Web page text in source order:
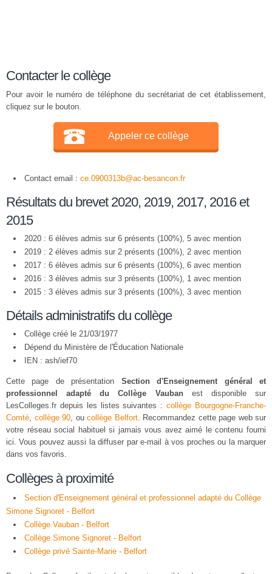
Contacter le collège
Pour avoir le numéro de téléphone du secrétariat de cet établissement,
cliquez sur le bouton.
Appeler ce collège
Contact email : ce.0900313b@ac-besancon.fr
Résultats du brevet 2020, 2019, 2017, 2016 et
2015
2020 : 6 élèves admis sur 6 présents (100%), 5 avec mention
2019 : 2 élèves admis sur 2 présents (100%), 2 avec mention
2017 : 6 élèves admis sur 6 présents (100%), 6 avec mention
2016 : 3 élèves admis sur 3 présents (100%), 1 avec mention
2015 : 3 élèves admis sur 3 présents (100%), 3 avec mention
Détails administratifs du collège
Collège créé le 21/03/1977
Dépend du Ministère de l'Éducation Nationale
IEN : ash/ief70
Cette page de présentation Section d'Enseignement général et
professionnel adapté du Collège Vaubanest disponible sur
LesColleges.fr depuis les listes suivantes :collège Bourgogne-Franche-
Comté, collège 90, ou collège Belfort. Recommandez cette page web sur
votre réseau social habituel si jamais vous avez aimé le contenu fourni
ici. Vous pouvez aussi la diffuser par e-mail à vos proches ou la marquer
dans vos favoris.
Collèges à proximité
Section d'Enseignement général et professionnel adapté du Collège
Simone Signoret - Belfort
Collège Vauban - Belfort
Collège Simone Signoret - Belfort
Collège privé Sainte-Marie - Belfort